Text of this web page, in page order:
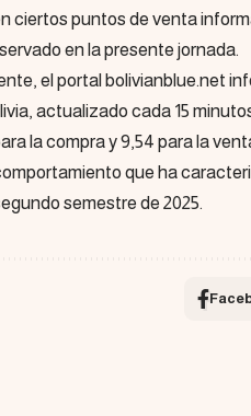
ciertos puntos de venta
en la presente jornada.
el portal bolivianblue.net
actualizado cada 15
la compra y 9,54 para la
que ha
semestre de 2025.